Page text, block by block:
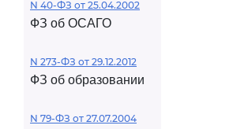
N 40-ФЗ от 25.04.2002
ФЗ об ОСАГО
N 273-ФЗ от 29.12.2012
ФЗ об образовании
N 79-ФЗ от 27.07.2004